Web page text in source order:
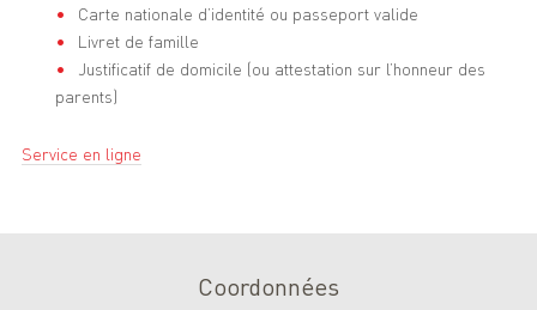
Carte nationale d’identité ou passeport valide
Livret de famille
Justificatif de domicile (ou attestation sur l’honneur des
parents)
Service en ligne
Coordonnées